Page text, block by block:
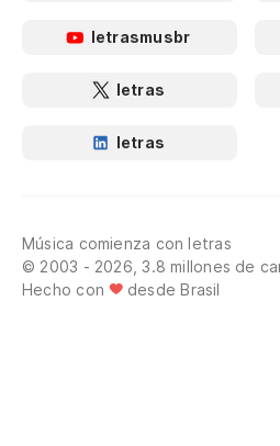
letrasmusbr
letras
letras
Música comienza con letras
© 2003 - 2026, 3.8 millones de
Hecho con
desde Brasil